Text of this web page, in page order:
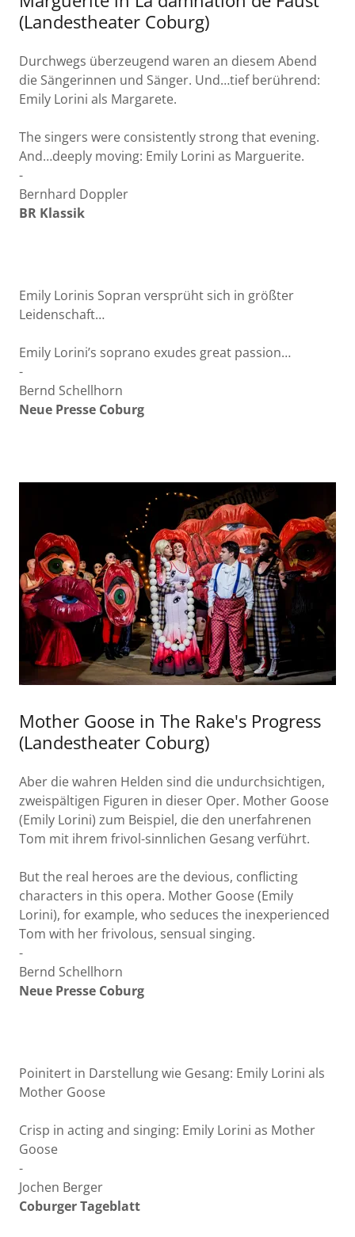
(Landestheater Coburg)
Durchwegs überzeugend waren an diesem Abend
die Sängerinnen und Sänger. Und…tief berührend:
Emily Lorini als Margarete.
The singers were consistently strong that evening.
And…deeply moving: Emily Lorini as Marguerite.
-
Bernhard Doppler
BR Klassik
Emily Lorinis Sopran versprüht sich in größter
Leidenschaft…
Emily Lorini’s soprano exudes great passion…
-
Bernd Schellhorn
Neue Presse Coburg
Mother Goose in The Rake's Progress
(Landestheater Coburg)
Aber die wahren Helden sind die undurchsichtigen,
zweispältigen Figuren in dieser Oper. Mother Goose
(Emily Lorini) zum Beispiel, die den unerfahrenen
Tom mit ihrem frivol-sinnlichen Gesang verführt.
But the real heroes are the devious, conflicting
characters in this opera. Mother Goose (Emily
Lorini), for example, who seduces the inexperienced
Tom with her frivolous, sensual singing.
-
Bernd Schellhorn
Neue Presse Coburg
Poinitert in Darstellung wie Gesang: Emily Lorini als
Mother Goose
Crisp in acting and singing: Emily Lorini as Mother
Goose
-
Jochen Berger
Coburger Tageblatt